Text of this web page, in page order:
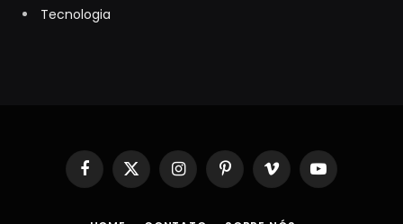
Tecnologia
Facebook
X
(Twitter)
InstagramPinterestVimeo YouTube